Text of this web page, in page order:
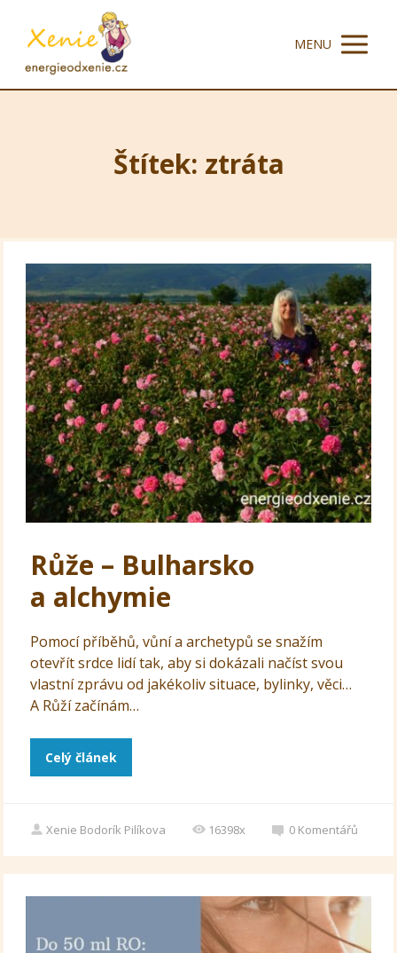
MENU
Štítek: ztráta
Růže – Bulharsko
a alchymie
Pomocí příběhů, vůní a archetypů se snažím
otevřít srdce lidí tak, aby si dokázali načíst svou
vlastní zprávu od jakékoliv situace, bylinky, věci…
A Růží začínám…
Celý článek
Xenie Bodorík Pilíkova 16398x 0 Komentářů